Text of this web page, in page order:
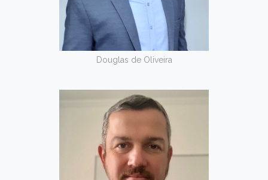
Douglas de Oliveira